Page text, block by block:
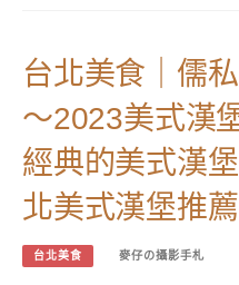
台北美食｜儒
～2023美式漢
經典的美式漢
北美式漢堡推薦
台北美食 麥仔の攝影手札